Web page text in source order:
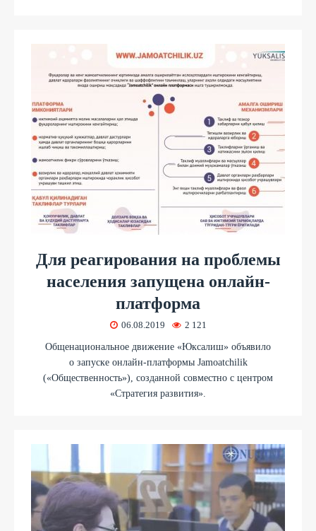
Для реагирования на проблемы
населения запущена онлайн-
платформа
06.08.2019 2 121
Общенациональное движение «Юксалиш» объявило
о запуске онлайн-платформы Jamoatchilik
(«Общественность»), созданной совместно с центром
«Стратегия развития».